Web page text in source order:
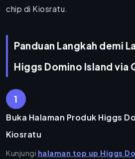
chip di Kiosratu.
Panduan Langkah demi
Higgs Domino Island via
1
Buka Halaman Produk Higgs
Kiosratu
Kunjungi halaman top up Higgs